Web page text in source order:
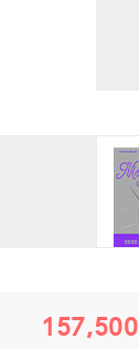
157,500